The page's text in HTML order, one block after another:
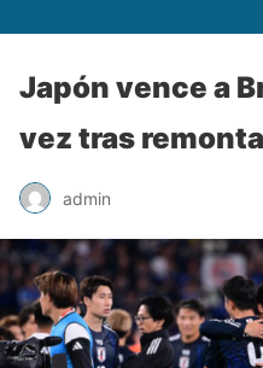
Japón vence a
vez tras
admin